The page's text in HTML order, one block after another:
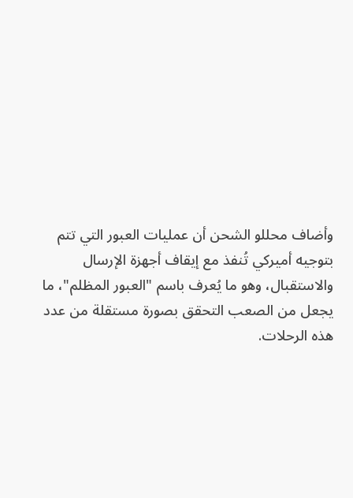
وأضاف محللو الشحن أن عمليات العبور التي تتم
بتوجيه أميركي تُنفذ مع إيقاف أجهزة الإرسال
والاستقبال، وهو ما يُعرف باسم "العبور المظلم"، ما
يجعل من الصعب التحقق بصورة مستقلة من عدد
هذه الرحلات.